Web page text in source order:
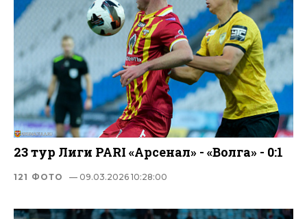
23 тур Лиги PARI «Арсенал» - «Волга» - 0:1
121 ФОТО — 09.03.2026 10:28:00